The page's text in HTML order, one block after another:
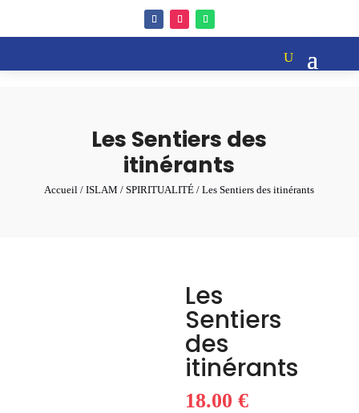
Les Sentiers des
itinérants
Accueil /ISLAM /SPIRITUALITÉ / Les Sentiers des itinérants
Les
Sentiers
des
itinérants
18.00€